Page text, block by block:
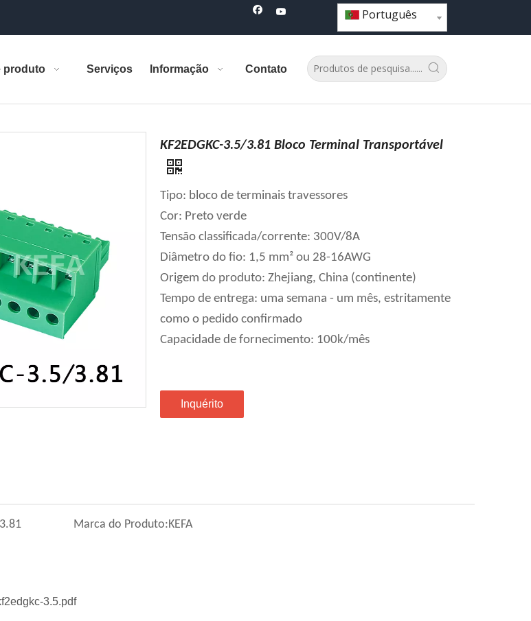
Português
produto Serviços Informação Contato
KF2EDGKC-3.5/3.81 Bloco Terminal Transportável
Tipo: bloco de terminais travessores
Cor: Preto verde
Tensão classificada/corrente: 300V/8A
Diâmetro do fio: 1,5 mm² ou 28-16AWG
Origem do produto: Zhejiang, China (continente)
Tempo de entrega: uma semana - um mês, estritamente
como o pedido confirmado
Capacidade de fornecimento: 100k/mês
Inquérito
Marca do Produto:KEFA
3.5.pdf